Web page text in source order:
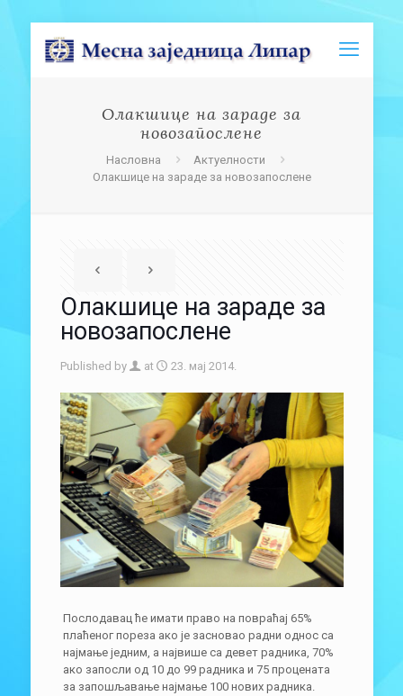
Олакшице на зараде за
новозапослене
Насловна
Актуелности
Олакшице на зараде за новозапослене
Олакшице на зараде за
новозапослене
Published by at 23. мај 2014.
Послодавац ће имати право на повраћај 65%
плаћеног пореза ако је засновао радни однос са
најмање једним, а највише са девет радника, 70%
ако запосли од 10 до 99 радника и 75 процената
за запошљавање најмање 100 нових радника.